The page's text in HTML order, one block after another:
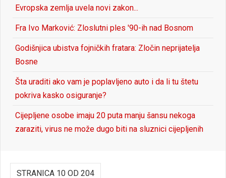
Evropska zemlja uvela novi zakon...
Fra Ivo Marković: Zloslutni ples '90-ih nad Bosnom
Godišnjica ubistva fojničkih fratara: Zločin neprijatelja
Bosne
Šta uraditi ako vam je poplavljeno auto i da li tu štetu
pokriva kasko osiguranje?
Cijepljene osobe imaju 20 puta manju šansu nekoga
zaraziti, virus ne može dugo biti na sluznici cijepljenih
STRANICA 10 OD 204